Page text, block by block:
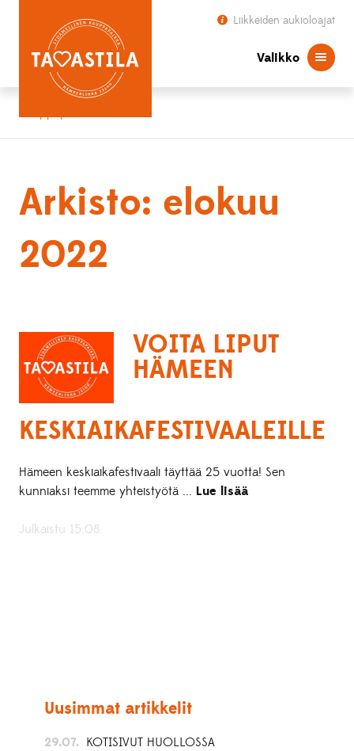
Liikkeiden aukioloajat
Valikko
Arkisto: elokuu
2022
VOITA LIPUT
HÄMEEN
KESKIAIKAFESTIVAALEILLE
Hämeen keskiaikafestivaali täyttää 25 vuotta! Sen
kunniaksi teemme yhteistyötä ... Lue lisää
Julkaistu 15.08.
Uusimmat artikkelit
29.07. KOTISIVUT HUOLLOSSA